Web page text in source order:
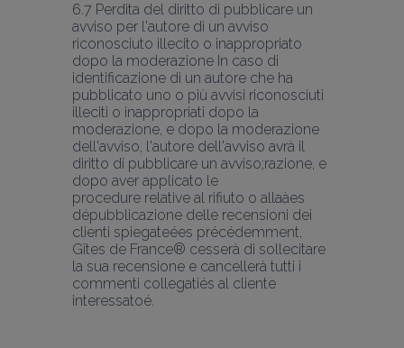
6.7 Perdita del diritto di pubblicare un
avviso per l'autore di un avviso
riconosciuto illecito o inappropriato
dopo la moderazione In caso di
identificazione di un autore che ha
pubblicato uno o più avvisi riconosciuti
illeciti o inappropriati dopo la
moderazione, e dopo la moderazione
dell'avviso, l'autore dell'avviso avrà il
diritto di pubblicare un avviso;razione, e
dopo aver applicato le
procedure relative al rifiuto o allaàes
dépubblicazione delle recensioni dei
clienti spiegateées précédemment,
Gîtes de France® cesserà di sollecitare
la sua recensione e cancellerà tutti i
commenti collegatiés al cliente
interessatoé.